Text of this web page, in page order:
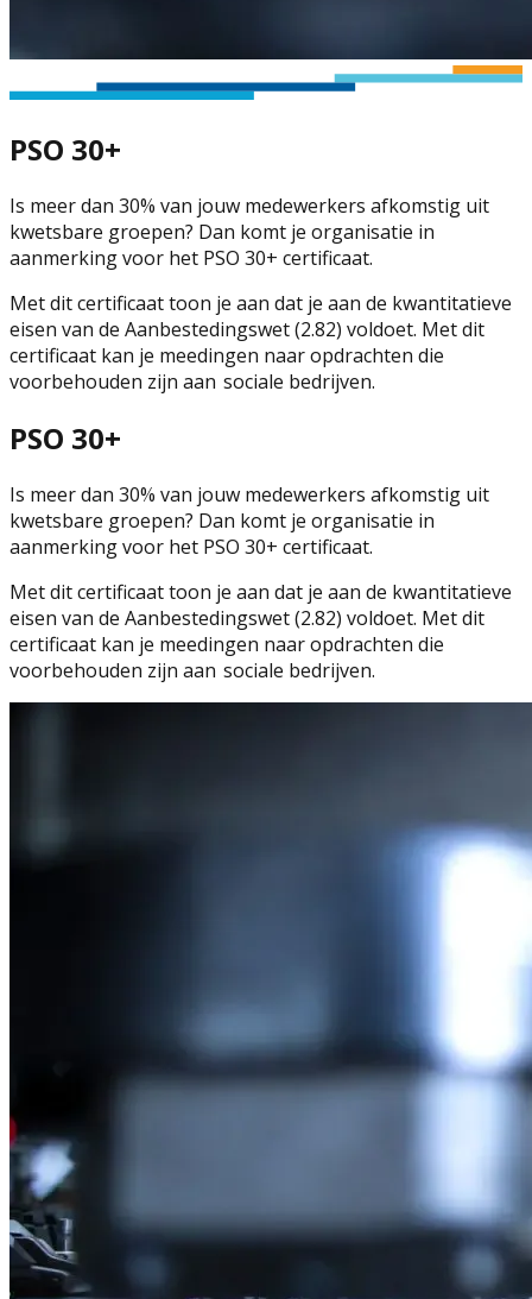
PSO 30+
Is meer dan 30% van jouw medewerkers afkomstig uit
kwetsbare groepen? Dan komt je organisatie in
aanmerking voor het PSO 30+ certificaat.
Met dit certificaat toon je aan dat je aan de kwantitatieve
eisen van de Aanbestedingswet (2.82) voldoet. Met dit
certificaat kan je meedingen naar opdrachten die
voorbehouden zijn aan sociale bedrijven.
PSO 30+
Is meer dan 30% van jouw medewerkers afkomstig uit
kwetsbare groepen? Dan komt je organisatie in
aanmerking voor het PSO 30+ certificaat.
Met dit certificaat toon je aan dat je aan de kwantitatieve
eisen van de Aanbestedingswet (2.82) voldoet. Met dit
certificaat kan je meedingen naar opdrachten die
voorbehouden zijn aan sociale bedrijven.